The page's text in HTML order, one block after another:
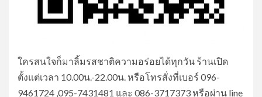
ใครสนใจก็มาลิ้มรสชาติความอร่อยได้ทุกวัน ร้านเปิด
ตั้งแต่เวลา 10.00น.-22.00น. หรือโทรสั่งที่เบอร์ 096-
9461724 ,095-7431481 และ 086-3717373 หรือผ่าน line